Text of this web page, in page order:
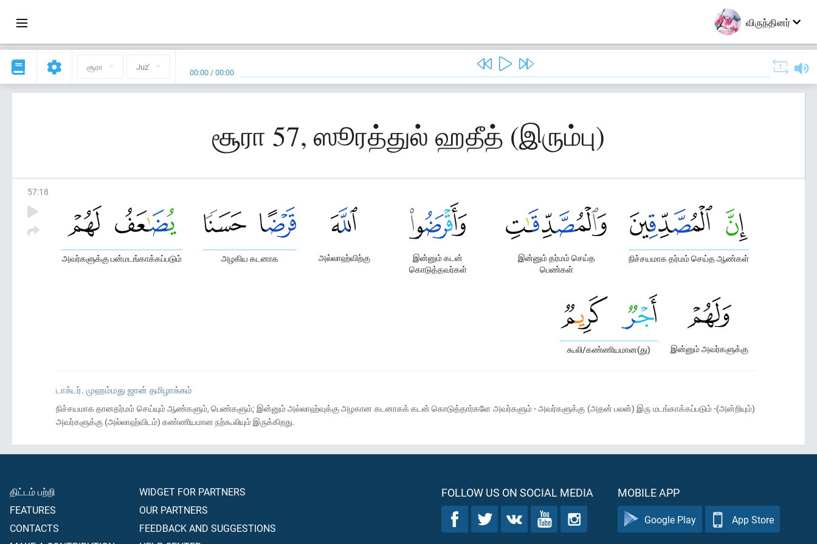
விருந்தினர்
சூரா Juz' 00:00 /00:00
சூரா 57, ஸூரத்துல் ஹதீத் (இரும்பு)
57:18
நிச்சயமாக தர்மம் செய்த ஆண்கள்
இன்னும் தர்மம் செய்த
பெண்கள்
இன்னும் கடன்
கொடுத்தவர்கள்
அல்லாஹ்விற்கு
அழகிய கடனாக
அவர்களுக்கு பன்மடங்காக்கப்படும்
இன்னும் அவர்களுக்கு
கூலி/கண்ணியமான(து)
டாக்டர். முஹம்மது ஜான் தமிழாக்கம்
நிச்சயமாக தானதர்மம் செய்யும் ஆண்களும், பெண்களும்; இன்னும் அல்லாஹ்வுக்கு அழகான கடனாகக் கடன் கொடுத்தார்களே அவர்களும் - அவர்களுக்கு (அதன் பலன்) இரு மடங்காக்கப்படும் -(அன்றியும்)
அவர்களுக்கு (அல்லாஹ்விடம்) கண்ணியமான நற்கூலியும் இருக்கிறது.
திட்டம் பற்றி
FEATURES
CONTACTS
WIDGET FOR PARTNERS
OUR PARTNERS
FEEDBACK AND SUGGESTIONS
FOLLOW US ON SOCIAL MEDIA MOBILE APP
Google Play App Store